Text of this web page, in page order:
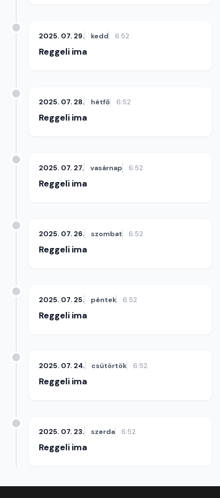
2025. 07. 29. kedd 6:52
Reggeli ima
2025. 07. 28. hétfő 6:52
Reggeli ima
2025. 07. 27. vasárnap 6:52
Reggeli ima
2025. 07. 26. szombat 6:52
Reggeli ima
2025. 07. 25. péntek 6:52
Reggeli ima
2025. 07. 24. csütörtök 6:52
Reggeli ima
2025. 07. 23. szerda 6:52
Reggeli ima